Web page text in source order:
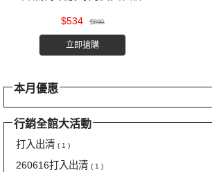
$534 $890
立即搶購
本月優惠
行銷全館大活動
打入出清 ( 1 )
260616打入出清 ( 1 )